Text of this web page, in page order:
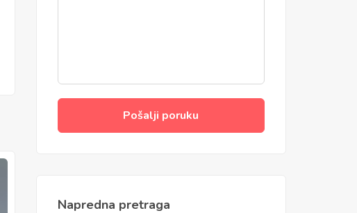
Pošalji poruku
Napredna pretraga